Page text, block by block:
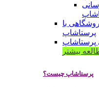
با
پرستاشاپ
پرستاشاپ
بیشتر
پرستاشاپ چیست؟